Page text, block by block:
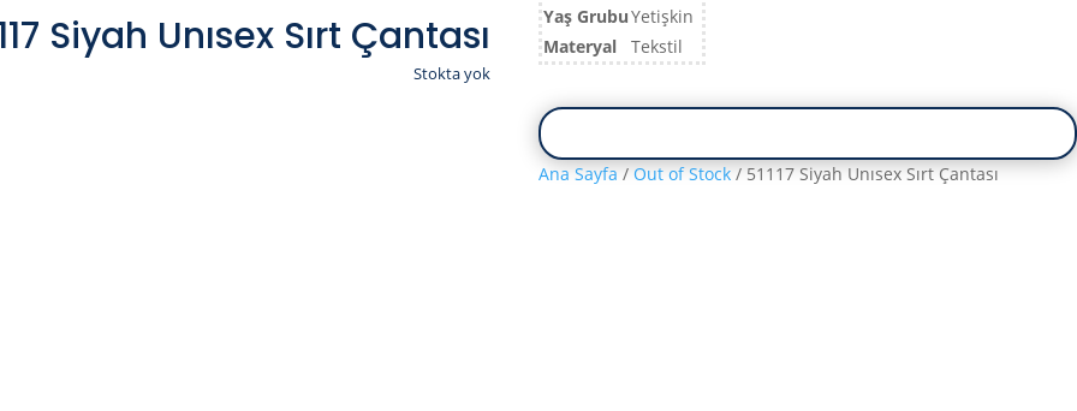
Siyah Unısex Sırt Çantası
Stokta yok
Yaş GrubuYetişkin
Materyal
Tekstil
Ana Sayfa / Out of Stock / 51117 Siyah Unısex Sırt Çantası